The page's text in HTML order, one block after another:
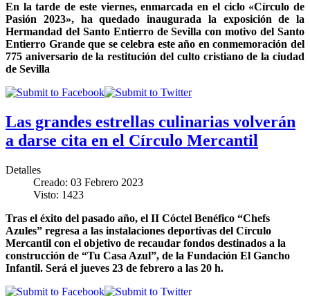
En la tarde de este viernes, enmarcada en el ciclo «Círculo de
Pasión 2023», ha quedado inaugurada la exposición de la
Hermandad del Santo Entierro de Sevilla con motivo del Santo
Entierro Grande que se celebra este año en conmemoración del
775 aniversario de la restitución del culto cristiano de la ciudad
de Sevilla
Las grandes estrellas culinarias volverán
a darse cita en el Círculo Mercantil
Detalles
Creado: 03 Febrero 2023
Visto: 1423
Tras el éxito del pasado año, el II Cóctel Benéfico “Chefs
Azules” regresa a las instalaciones deportivas del Círculo
Mercantil con el objetivo de recaudar fondos destinados a la
construcción de “Tu Casa Azul”, de la Fundación El Gancho
Infantil. Será el jueves 23 de febrero a las 20 h.